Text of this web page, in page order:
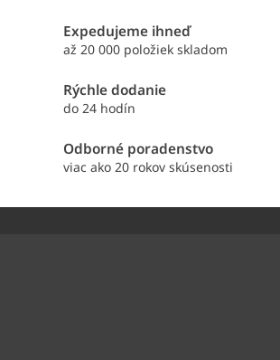
i
y
v
p
Expedujeme ihneď
až 20 000 položiek skladom
Rýchle dodanie
do 24 hodín
Odborné poradenstvo
viac ako 20 rokov skúsenosti
Z